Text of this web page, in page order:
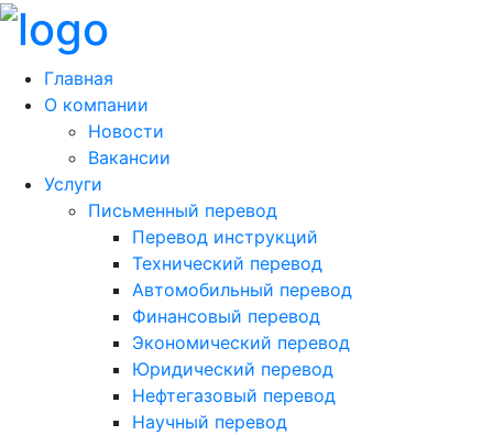
Главная
О компании
Новости
Вакансии
Услуги
Письменный перевод
Перевод инструкций
Технический перевод
Автомобильный перевод
Финансовый перевод
Экономический перевод
Юридический перевод
Нефтегазовый перевод
Научный перевод